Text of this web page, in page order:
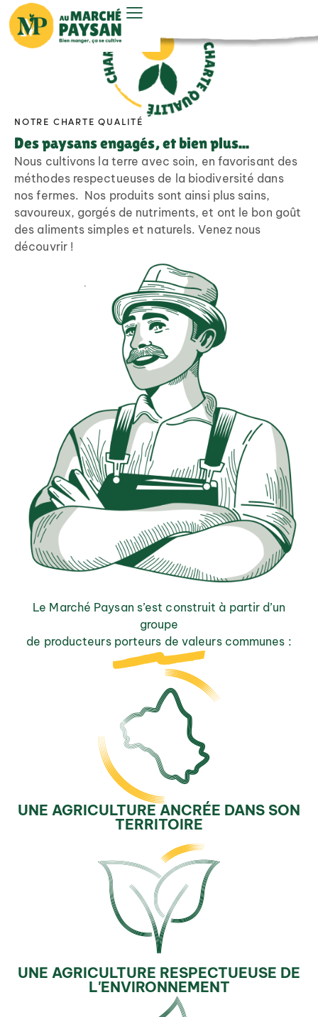
NOTRE CHARTE QUALITÉ
Des paysans engagés, et bien plus...
Nous cultivons la terre avec soin, en favorisant des
méthodes respectueuses de la biodiversité dans
nos fermes. Nos produits sont ainsi plus sains,
savoureux, gorgés de nutriments, et ont le bon goût
des aliments simples et naturels. Venez nous
découvrir !
Le Marché Paysan s’est construit à partir d’un
groupe
de producteurs porteurs de valeurs communes :
UNE AGRICULTURE ANCRÉE DANS SON
TERRITOIRE
UNE AGRICULTURE RESPECTUEUSE DE
L'ENVIRONNEMENT